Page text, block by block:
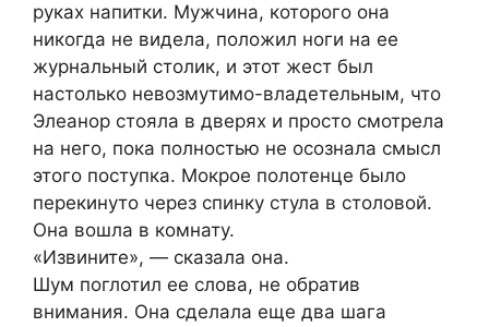
руках напитки. Мужчина, которого она
никогда не видела, положил ноги на ее
журнальный столик, и этот жест был
настолько невозмутимо-владетельным, что
Элеанор стояла в дверях и просто смотрела
на него, пока полностью не осознала смысл
этого поступка. Мокрое полотенце было
перекинуто через спинку стула в столовой.
Она вошла в комнату.
«Извините», — сказала она.
Шум поглотил ее слова, не обратив
внимания. Она сделала еще два шага